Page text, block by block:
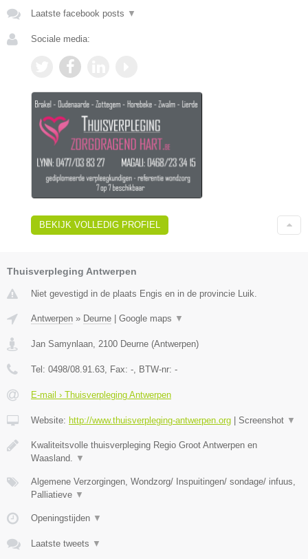
Laatste facebook posts ▼
Sociale media:
BEKIJK VOLLEDIG PROFIEL
Thuisverpleging Antwerpen
Niet gevestigd in de plaats Engis en in de provincie Luik.
Antwerpen » Deurne Google maps ▼
Jan Samynlaan, 2100 Deurne (Antwerpen)
Tel: 0498/08.91.63, Fax: -, BTW-nr: -
E-mail › Thuisverpleging Antwerpen
Website: http://www.thuisverpleging-antwerpen.org Screenshot ▼
Kwaliteitsvolle thuisverpleging Regio Groot Antwerpen en
Waasland. ▼
Algemene Verzorgingen, Wondzorg/ Inspuitingen/ sondage/ infuus,
Palliatieve ▼
Openingstijden ▼
Laatste tweets ▼